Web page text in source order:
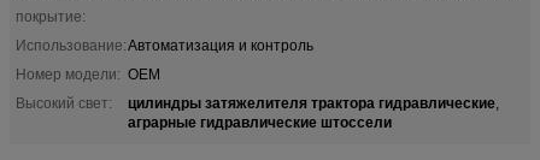
покрытие:
Использование:Автоматизация и контроль
Номер модели: OEM
Высокий свет:
цилиндры затяжелителя трактора гидравлические,
аграрные гидравлические штоссели